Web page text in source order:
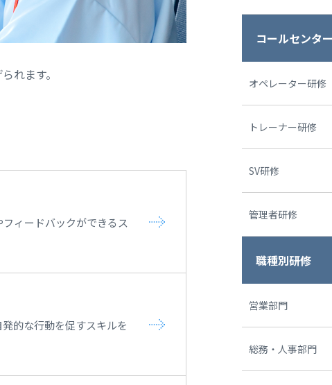
れます。
ィードバックができるス
的な行動を促すスキルを
コールセンタ
オペレーター研修
トレーナー研修
SV研修
管理者研修
職種別研修
営業部門
総務・人事部門